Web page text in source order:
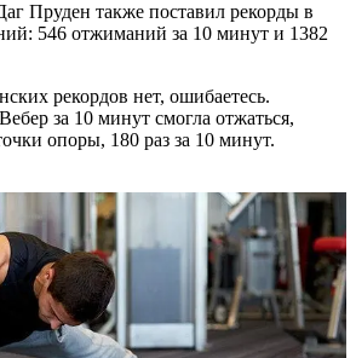
Пруден также поставил рекорды в
546 отжиманий за 10 минут и 1382
рекордов нет, ошибаетесь.
за 10 минут смогла отжаться,
опоры, 180 раз за 10 минут.